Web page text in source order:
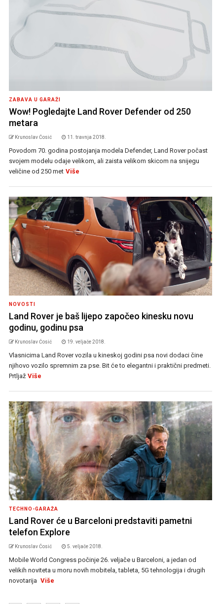
ZABAVA U GARAŽI
Wow! Pogledajte Land Rover Defender od 250
metara
Krunoslav Ćosić 11. travnja 2018.
Povodom 70. godina postojanja modela Defender, Land Rover počast
svojem modelu odaje velikom, ali zaista velikom skicom na snijegu
veličine od 250 met Više
NOVOSTI
Land Rover je baš lijepo započeo kinesku novu
godinu, godinu psa
Krunoslav Ćosić 19. veljače 2018.
Vlasnicima Land Rover vozila u kineskoj godini psa novi dodaci čine
njihovo vozilo spremnim za pse. Bit će to elegantni i praktični predmeti.
Prtljaž Više
TECHNO-GARAŽA
Land Rover će u Barceloni predstaviti pametni
telefon Explore
Krunoslav Ćosić 5. veljače 2018.
Mobile World Congress počinje 26. veljače u Barceloni, a jedan od
velikih noviteta u moru novih mobitela, tableta, 5G tehnologija i drugih
novotarija Više